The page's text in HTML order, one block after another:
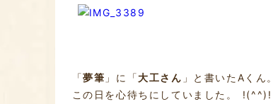
「夢筆 」に「大工さん 」と書いたAくん。
この日を心待ちにしていました。 !(^^)!